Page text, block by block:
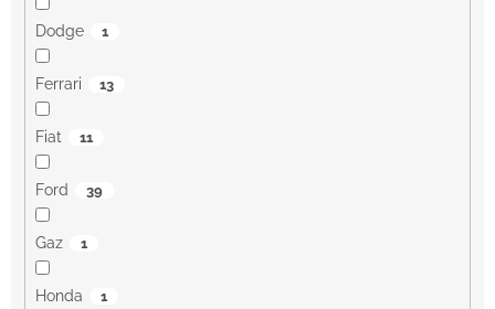
Dodge 1
Ferrari 13
Fiat 11
Ford 39
Gaz 1
Honda 1